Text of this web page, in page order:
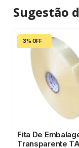
Sugestão
3% OFF
Fita De
Transparente